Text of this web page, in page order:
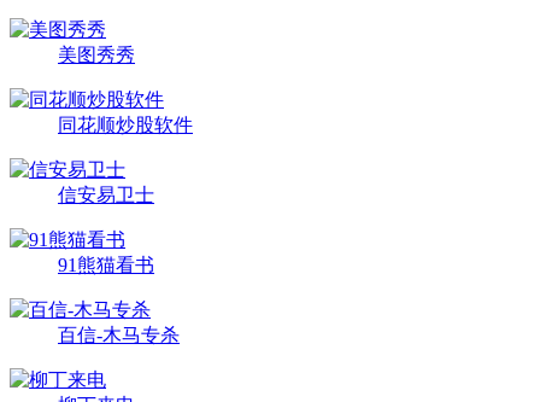
美图秀秀
同花顺炒股软件
信安易卫士
91熊猫看书
百信-木马专杀